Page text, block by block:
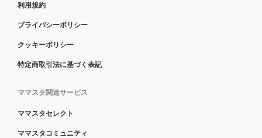
利用規約
プライバシーポリシー
クッキーポリシー
特定商取引法に基づく表記
ママスタ関連サービス
ママスタセレクト
ママスタコミュニティ